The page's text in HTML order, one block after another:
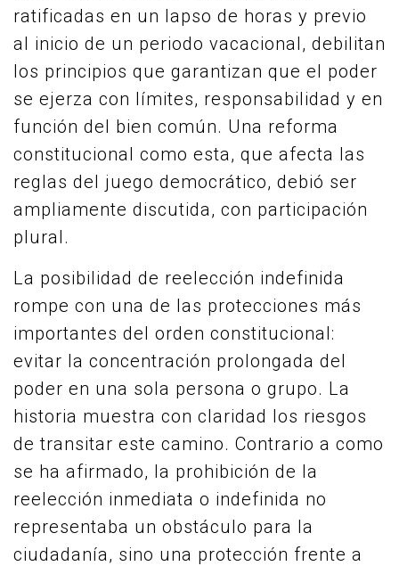
ratificadas en un lapso de horas y previo
al inicio de un periodo vacacional, debilitan
los principios que garantizan que el poder
se ejerza con límites, responsabilidad y en
función del bien común. Una reforma
constitucional como esta, que afecta las
reglas del juego democrático, debió ser
ampliamente discutida, con participación
plural.
La posibilidad de reelección indefinida
rompe con una de las protecciones más
importantes del orden constitucional:
evitar la concentración prolongada del
poder en una sola persona o grupo. La
historia muestra con claridad los riesgos
de transitar este camino. Contrario a como
se ha afirmado, la prohibición de la
reelección inmediata o indefinida no
representaba un obstáculo para la
ciudadanía, sino una protección frente a